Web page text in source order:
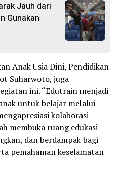
Jauh dari
Gunakan
Anak Usia Dini, Pendidikan
Suharwoto, juga
ini. “Edutrain menjadi
untuk belajar melalui
kolaborasi
membuka ruang edukasi
dan berdampak bagi
pemahaman keselamatan